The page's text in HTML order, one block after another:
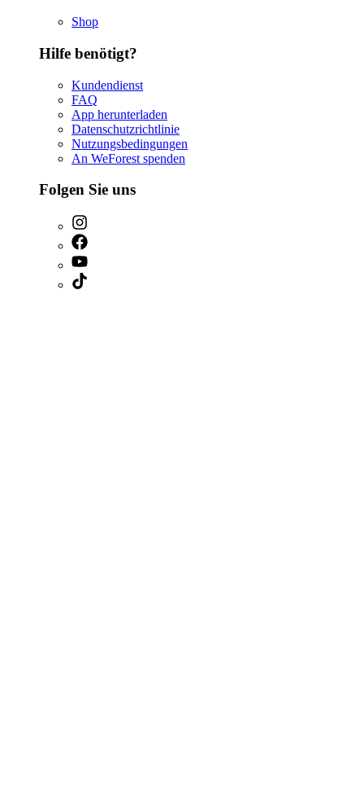
Shop
Hilfe benötigt?
Kundendienst
FAQ
App herunterladen
Datenschutzrichtlinie
Nutzungsbedingungen
An WeForest spenden
Folgen Sie uns